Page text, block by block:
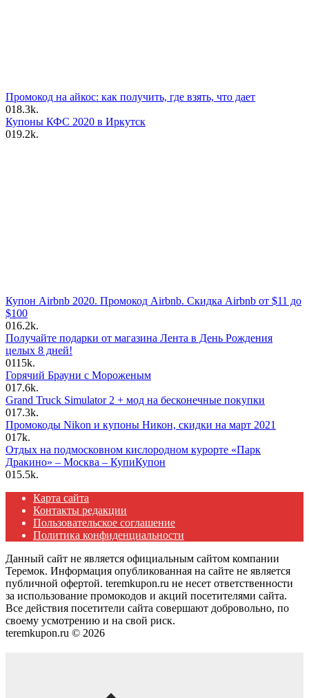
Промокод на айкос: как получить, где взять, что дает
018.3k.
Купоны КФС 2020 в Иркутск
019.2k.
Купон Airbnb 2020. Промокод Airbnb. Скидка Airbnb от $11 до
$100
016.2k.
Получайте подарки от магазина Лента в День Рождения
целых 8 дней!
0115k.
Горячий Брауни с Мороженым
017.6k.
Grand Truck Simulator 2 + мод на бесконечные покупки
017.3k.
Промокоды Nikon и купоны Никон, скидки на март 2021
017k.
Отдых на подмосковном кислородном курорте «Парк
Дракино» – Москва – КупиКупон
015.5k.
Карта сайта
Контакты редакции
Пользовательское соглашение
Политика конфиденциальности
Данный сайт не является официальным сайтом компании
Теремок. Информация опубликованная на сайте не является
публичной офертой. teremkupon.ru не несет ответственности
за использование промокодов и акций посетителями сайта.
Все действия посетители сайта совершают добровольно, по
своему усмотрению и на свой риск.
teremkupon.ru © 2026